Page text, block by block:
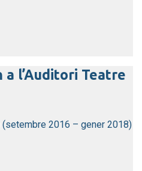
l’Auditori Teatre
2016 – gener 2018)